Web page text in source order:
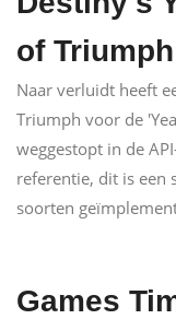
of
Naar verluidt heeft
Triumph voor de
weggestopt in de
referentie, dit is een
soorten
Games